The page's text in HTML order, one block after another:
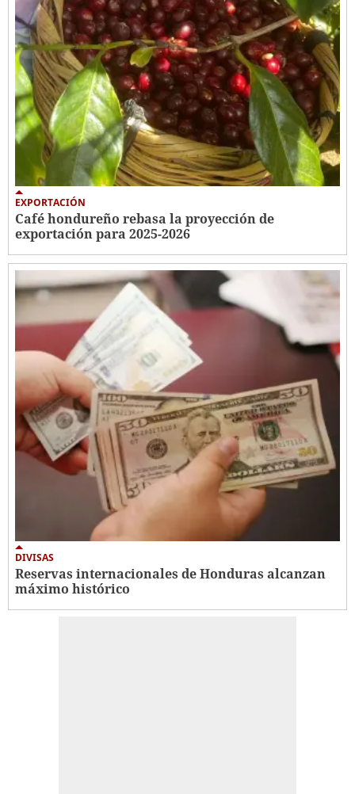
EXPORTACIÓN
Café hondureño rebasa la proyección de
exportación para 2025-2026
DIVISAS
Reservas internacionales de Honduras alcanzan
máximo histórico